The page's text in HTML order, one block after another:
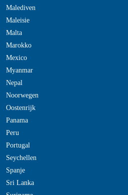
Malediven
Maleisie
Malta
Marokko
Mexico
Myanmar
Nepal
Noorwegen
Oostenrijk
Panama
Peru
Portugal
Seychellen
Spanje
Sri Lanka